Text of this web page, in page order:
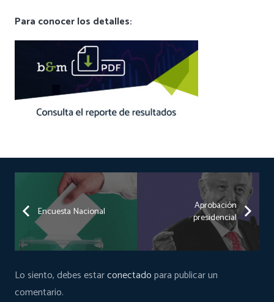
Para conocer los detalles:
Encuesta Nacional
Aprobación
presidencial
Lo siento, debes estarconectadopara publicar un
comentario.